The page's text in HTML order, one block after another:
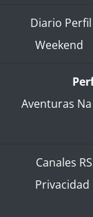
Diario Perfil
Weekend
Aventuras
Canales
Privacidad